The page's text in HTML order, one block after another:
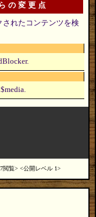
の変更点
れたコンテンツを検
閲覧 公開レベル 1